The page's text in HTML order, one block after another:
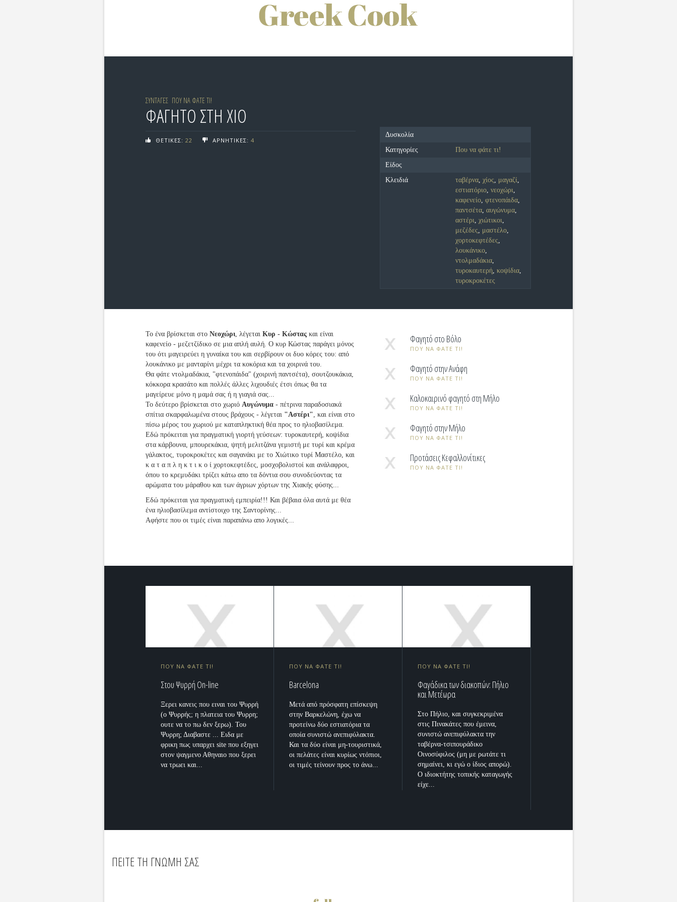
ΣΥΝΤΑΓΕΣ ΠΟΥ ΝΑ ΦΑΤΕ ΤΙ!
ΦΑΓΗΤΟ ΣΤΗ ΧΙΟ
ΘΕΤΙΚΕΣ: 22 ΑΡΝΗΤΙΚΕΣ: 4
Δυσκολία
Κατηγορίες
Που να φάτε τι!
Είδος
Κλειδιά
ταβέρνα,χίος, μαγαζί,
εστιατόριο,νεοχώρι,
καφενείο,φτενοπάιδα,
παντσέτα,αυγώνυμα,
αστέρι,χιώτικοι,
μεζέδες, μαστέλο,
χορτοκεφτέδες,
λουκάνικο,
ντολμαδάκια,
τυροκαυτερή,κοψίδια,
τυροκροκέτες
Το ένα βρίσκεται στοΝεοχώρι, λέγεταιΚυρ - Κώστας και είναι
καφενείο - μεζετζίδικο σε μια απλή αυλή. Ο κυρ Κώστας παράγει μόνος
του ότι μαγειρεύει η γυναίκα του και σερβίρουν οι δυο κόρες του: από
λουκάνικο με μανταρίνι μέχρι τα κοκόρια και τα χοιρινά του.
Θα φάτε ντολμαδάκια, "φτενοπάιδα" (χοιρινή παντσέτα), σουτζουκάκια,
κόκκορα κρασάτο και πολλές άλλες λιχουδιές έτσι όπως θα τα
μαγείρευε μόνο η μαμά σας ή η γιαγιά σας...
Το δεύτερο βρίσκεται στο χωριόΑυγώνυμα - πέτρινα παραδοσιακά
σπίτια σκαρφαλωμένα στους βράχους - λέγεται "Αστέρι", και είναι στο
πίσω μέρος του χωριού με καταπληκτική θέα προς το ηλιοβασίλεμα.
Εδώ πρόκειται για πραγματική γιορτή γεύσεων: τυροκαυτερή, κοψίδια
στα κάρβουνα, μπουρεκάκια, ψητή μελιτζάνα γεμιστή με τυρί και κρέμα
γάλακτος, τυροκροκέτες και σαγανάκι με το Χιώτικο τυρί Μαστέλο, και
κ α τ α π λ η κ τ ι κ ο ί χορτοκεφτέδες, μοσχοβολιστοί και ανάλαφροι,
όπου το κρεμυδάκι τρίζει κάτω απο τα δόντια σου συνοδεύοντας τα
αρώματα του μάραθου και των άγριων χόρτων της Χιακής φύσης...
Εδώ πρόκειται για πραγματική εμπειρία!!! Και βέβαια όλα αυτά με θέα
ένα ηλιοβασίλεμα αντίστοιχο της Σαντορίνης...
Αφήστε που οι τιμές είναι παραπάνω απο λογικές...
Φαγητό στο Βόλο
ΠΟΥ ΝΑ ΦΑΤΕ ΤΙ!
Φαγητό στην Ανάφη
ΠΟΥ ΝΑ ΦΑΤΕ ΤΙ!
Καλοκαιρινό φαγητό στη Μήλο
ΠΟΥ ΝΑ ΦΑΤΕ ΤΙ!
Φαγητό στην Μήλο
ΠΟΥ ΝΑ ΦΑΤΕ ΤΙ!
Προτάσεις Κεφαλλονίτικες
ΠΟΥ ΝΑ ΦΑΤΕ ΤΙ!
ΠΟΥ ΝΑ ΦΑΤΕ ΤΙ!
Στου Ψυρρή On-line
Ξερει κανεις που ειναι του Ψυρρή
(ο Ψυρρής; η πλατεια του Ψυρρη;
ουτε να το πω δεν ξερω). Του
Ψυρρη; Διαβαστε ... Ειδα με
φρικη πως υπαρχει site που εξηγει
στον ψαγμενο Αθηναιο που ξερει
να τρωει και...
ΠΟΥ ΝΑ ΦΑΤΕ ΤΙ!
Barcelona
Μετά από πρόσφατη επίσκεψη
στην Βαρκελώνη, έχω να
προτείνω δύο εστιατόρια τα
οποία συνιστώ ανεπιφύλακτα.
Και τα δύο είναι μη-τουριστικά,
οι πελάτες είναι κυρίως ντόπιοι,
οι τιμές τείνουν προς το άνω...
ΠΟΥ ΝΑ ΦΑΤΕ ΤΙ!
Φαγάδικα των διακοπών: Πήλιο
και Μετέωρα
Στο Πήλιο, και συγκεκριμένα
στις Πινακάτες που έμεινα,
συνιστώ ανεπιφύλακτα την
ταβέρνα-τσιπουράδικο
Οινοσύφιλος (μη με ρωτάτε τι
σημαίνει, κι εγώ ο ίδιος απορώ).
Ο ιδιοκτήτης τοπικής καταγωγής
είχε...
ΠΕΙΤΕ ΤΗ ΓΝΩΜΗ ΣΑΣ